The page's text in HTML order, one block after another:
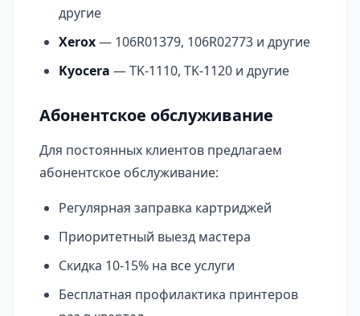
другие
Xerox— 106R01379, 106R02773 и другие
Kyocera — TK-1110, TK-1120 и другие
Абонентское обслуживание
Для постоянных клиентов предлагаем
абонентское обслуживание:
Регулярная заправка картриджей
Приоритетный выезд мастера
Скидка 10-15% на все услуги
Бесплатная профилактика принтеров